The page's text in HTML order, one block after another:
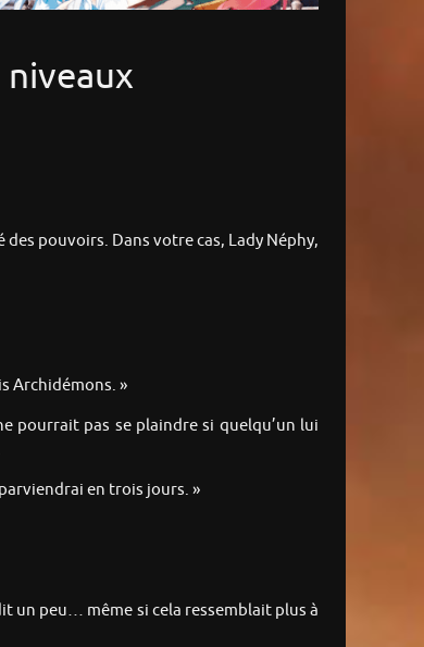
des pouvoirs. Dans votre cas, Lady Néphy,
Archidémons. »
pourrait pas se plaindre si quelqu’un lui
en trois jours. »
un peu… même si cela ressemblait plus à